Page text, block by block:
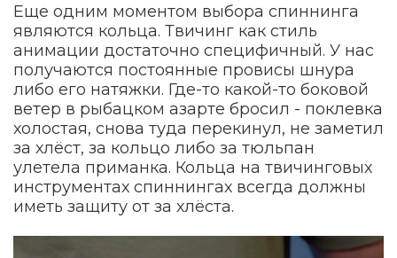
Еще одним моментом выбора спиннинга
являются кольца. Твичинг как стиль
анимации достаточно специфичный. У нас
получаются постоянные провисы шнура
либо его натяжки. Где-то какой-то боковой
ветер в рыбацком азарте бросил - поклевка
холостая, снова туда перекинул, не заметил
за хлёст, за кольцо либо за тюльпан
улетела приманка. Кольца на твичинговых
инструментах спиннингах всегда должны
иметь защиту от за хлёста.